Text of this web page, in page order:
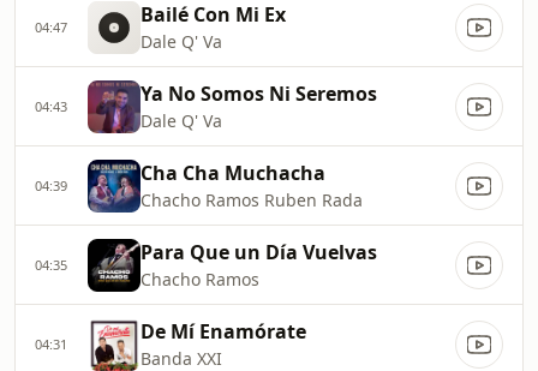
04:47 Bailé Con Mi Ex
Dale Q' Va
04:43 Ya No Somos Ni Seremos
Dale Q' Va
04:39 Cha Cha Muchacha
Chacho Ramos Ruben Rada
04:35 Para Que un Día Vuelvas
Chacho Ramos
04:31 De Mí Enamórate
Banda XXI